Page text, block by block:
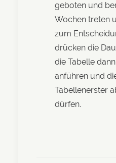
geboten und
Wochen treten
zum
drücken die
die Tabelle
anführen und
Tabellenerster
dürfen.